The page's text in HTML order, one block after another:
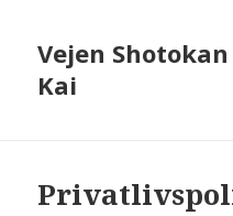
Vejen
Kai